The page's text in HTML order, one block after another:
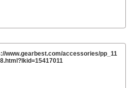
www.gearbest.com/accessories/pp_11